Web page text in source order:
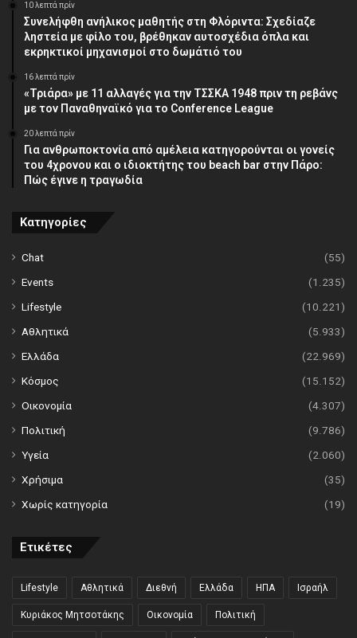
10 λεπτά πρίν
Συνελήφθη ανήλικος μαθητής στη Φλόριντα: Σχεδίαζε
ληστεία με φίλο του, βρέθηκαν αυτοσχέδια όπλα και
εκρηκτικοί μηχανισμοί στο δωμάτιό του
16 λεπτά πρίν
«Τριάρα» με 11 αλλαγές για την ΤΣΣΚΑ 1948 πριν τη ρεβάνς
με τον Παναθηναϊκό για το Conference League
20 λεπτά πρίν
Για ανθρωποκτονία από αμέλεια κατηγορούνται οι γονείς
του 4χρονου και ο ιδιοκτήτης του beach bar στην Πάρο:
Πώς έγινε η τραγωδία
Κατηγορίες
Chat
(55)
Events
(1.235)
Lifestyle
(10.221)
Αθλητικά
(5.933)
Ελλάδα
(22.969)
Κόσμος
(15.152)
Οικονομία
(4.307)
Πολιτική
(9.786)
Υγεία
(2.060)
Χρήσιμα
(35)
Χωρίς κατηγορία
(19)
Ετικέτες
Lifestyle Αθλητικά Διεθνή Ελλάδα ΗΠΑ Ισραήλ
Κυριάκος Μητσοτάκης Οικονομία Πολιτική